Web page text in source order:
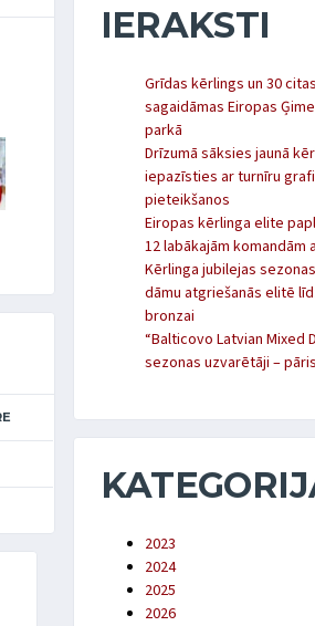
IERAKSTI
Grīdas kērlings un 30
sagaidāmas Eiropas
parkā
Drīzumā sāksies jaunā
iepazīsties ar turnīru
pieteikšanos
Eiropas kērlinga elite
12 labākajām komandām
Kērlinga jubilejas
dāmu atgriešanās elitē
bronzai
“Balticovo Latvian Mixed
sezonas uzvarētāji –
2023
2024
2025
2026